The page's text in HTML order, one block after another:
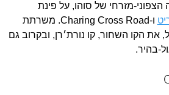
מזרחי של סוהו, על פינת
ו-Charing Cross Road. משרתת
את הקו השחור, קו נורת׳רן, ובקרוב גם
בהיר.